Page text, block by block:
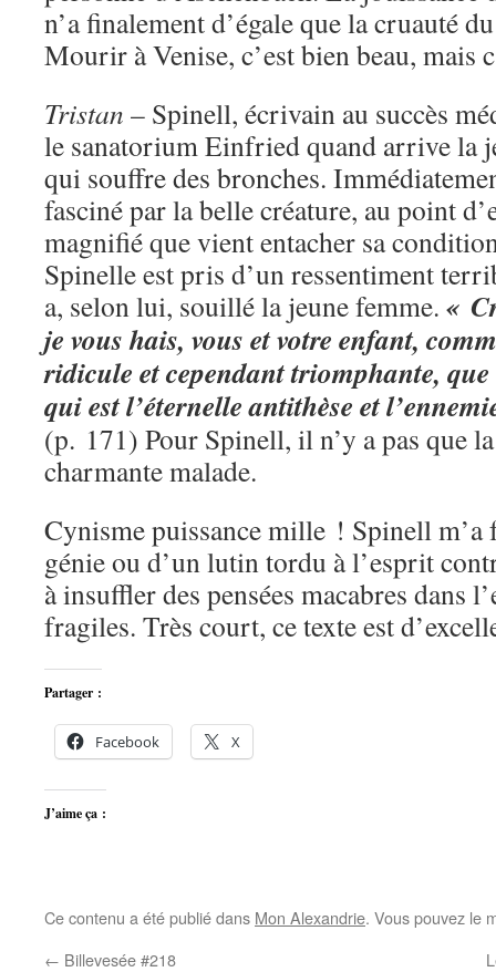
n’a finalement d’égale que la cruauté
Mourir à Venise, c’est bien beau, mais
Tristan – Spinell, écrivain au succès
le sanatorium Einfried quand arrive la
qui souffre des bronches.
fasciné par la belle créature, au point
magnifié que vient entacher sa
Spinelle est pris d’un ressentiment
a, selon lui, souillé la jeune femme. «
je vous hais, vous et votre enfant,
ridicule et cependant triomphante, que
qui est l’éternelle antithèse et
(p. 171) Pour Spinell, il n’y a pas que
charmante malade.
Cynisme puissance mille ! Spinell m’a
génie ou d’un lutin tordu à l’esprit
à insuffler des pensées macabres dans
fragiles. Très court, ce texte est
Partager :
Facebook X
J’aime ça :
Ce contenu a été publié dans Mon Alexandrie. Vous pouvez le
← Billevesée #218